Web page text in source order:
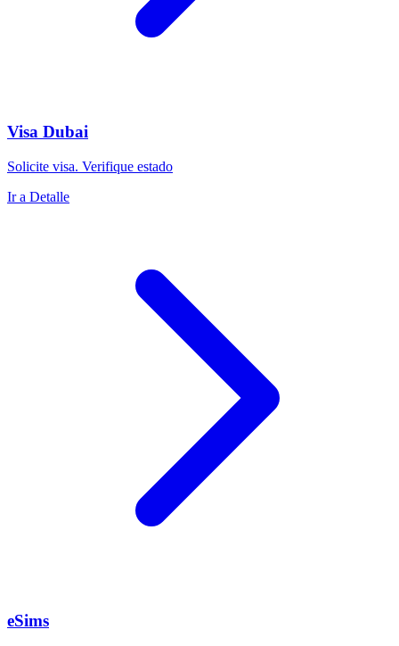
Visa Dubai
Solicite visa. Verifique estado
Ir a Detalle
eSims